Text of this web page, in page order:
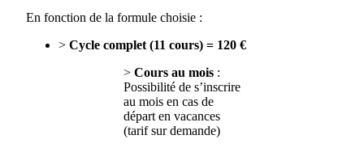
En fonction de la formule choisie :
> Cycle complet (11 cours) = 120 €
> Cours au mois :
Possibilité de s’inscrire
au mois en cas de
départ en vacances
(tarif sur demande)